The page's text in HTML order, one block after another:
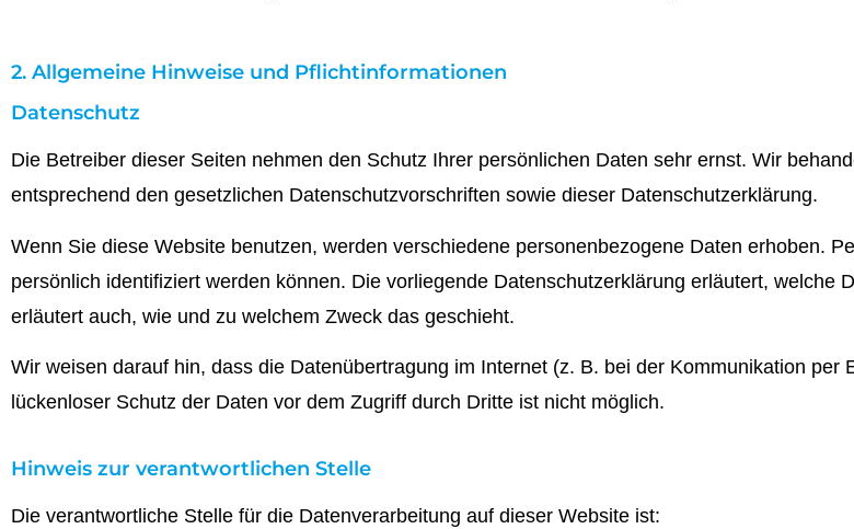
2. Allgemeine Hinweise und Pflichtinformationen
Datenschutz
Die Betreiber dieser Seiten nehmen den Schutz Ihrer persönlichen Daten sehr ernst. Wir
entsprechend den gesetzlichen Datenschutzvorschriften sowie dieser Datenschutzerklärung.
Wenn Sie diese Website benutzen, werden verschiedene personenbezogene Daten erhoben.
persönlich identifiziert werden können. Die vorliegende Datenschutzerklärung erläutert, welche
erläutert auch, wie und zu welchem Zweck das geschieht.
Wir weisen darauf hin, dass die Datenübertragung im Internet (z. B. bei der Kommunikation per
lückenloser Schutz der Daten vor dem Zugriff durch Dritte ist nicht möglich.
Hinweis zur verantwortlichen Stelle
Die verantwortliche Stelle für die Datenverarbeitung auf dieser Website ist: